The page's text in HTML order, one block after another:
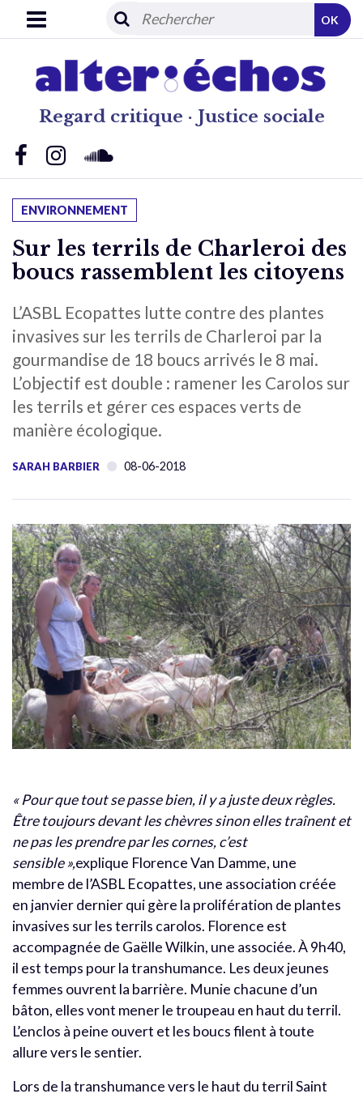
Regard critique · Justice sociale
OK
ENVIRONNEMENT
Sur les terrils de Charleroi des
boucs rassemblent les citoyens
L’ASBL Ecopattes lutte contre des plantes
invasives sur les terrils de Charleroi par la
gourmandise de 18 boucs arrivés le 8 mai.
L’objectif est double : ramener les Carolos sur
les terrils et gérer ces espaces verts de
manière écologique.
SARAH BARBIER 08-06-2018
« Pour que tout se passe bien, il y a juste deux règles.
Être toujours devant les chèvres sinon elles traînent et
ne pas les prendre par les cornes, c’est
sensible »,explique Florence Van Damme, une
membre de l’ASBL Ecopattes, une association créée
en janvier dernier qui gère la prolifération de plantes
invasives sur les terrils carolos. Florence est
accompagnée de Gaëlle Wilkin, une associée. À 9h40,
il est temps pour la transhumance. Les deux jeunes
femmes ouvrent la barrière. Munie chacune d’un
bâton, elles vont mener le troupeau en haut du terril.
L’enclos à peine ouvert et les boucs filent à toute
allure vers le sentier.
Lors de la transhumance vers le haut du terril Saint